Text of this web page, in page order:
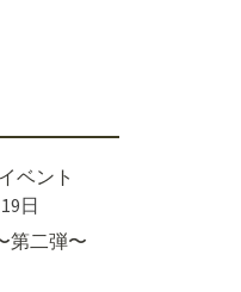
ベント
日
第二弾〜